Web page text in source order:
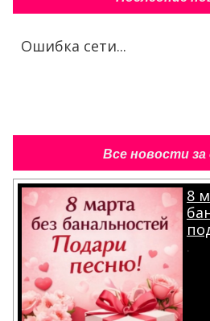
Ошибка сети...
Все новости за
8
.